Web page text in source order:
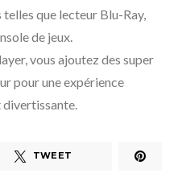
que lecteur Blu-Ray,
de jeux.
vous ajoutez des super
pour une expérience
TWEET